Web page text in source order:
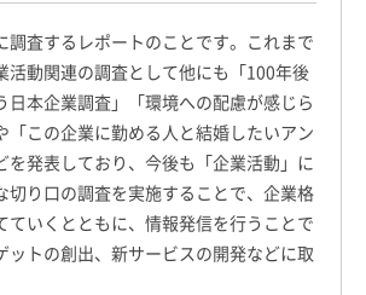
調査するレポートのことです。これまで
活動関連の調査として他にも「100年後
日本企業調査」「環境への配慮が感じら
「この企業に勤める人と結婚したいアン
を発表しており、今後も「企業活動」に
切り口の調査を実施することで、企業格
ていくとともに、情報発信を行うことで
ットの創出、新サービスの開発などに取